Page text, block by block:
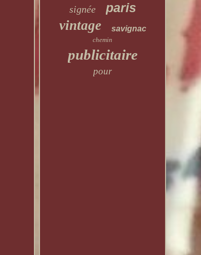
signée paris
vintage savignac
chemin
publicitaire
pour